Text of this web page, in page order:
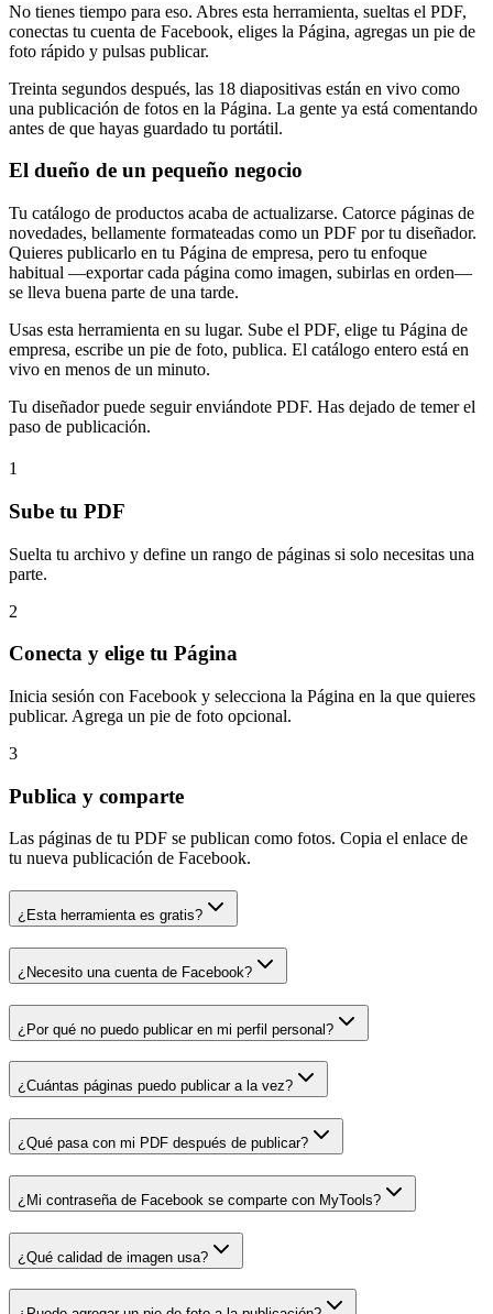
No tienes tiempo para eso. Abres esta herramienta, sueltas el PDF,
conectas tu cuenta de Facebook, eliges la Página, agregas un pie de
foto rápido y pulsas publicar.
Treinta segundos después, las 18 diapositivas están en vivo como
una publicación de fotos en la Página. La gente ya está comentando
antes de que hayas guardado tu portátil.
El dueño de un pequeño negocio
Tu catálogo de productos acaba de actualizarse. Catorce páginas de
novedades, bellamente formateadas como un PDF por tu diseñador.
Quieres publicarlo en tu Página de empresa, pero tu enfoque
habitual —exportar cada página como imagen, subirlas en orden—
se lleva buena parte de una tarde.
Usas esta herramienta en su lugar. Sube el PDF, elige tu Página de
empresa, escribe un pie de foto, publica. El catálogo entero está en
vivo en menos de un minuto.
Tu diseñador puede seguir enviándote PDF. Has dejado de temer el
paso de publicación.
1
Sube tu PDF
Suelta tu archivo y define un rango de páginas si solo necesitas una
parte.
2
Conecta y elige tu Página
Inicia sesión con Facebook y selecciona la Página en la que quieres
publicar. Agrega un pie de foto opcional.
3
Publica y comparte
Las páginas de tu PDF se publican como fotos. Copia el enlace de
tu nueva publicación de Facebook.
¿Esta herramienta es gratis?
¿Necesito una cuenta de Facebook?
¿Por qué no puedo publicar en mi perfil personal?
¿Cuántas páginas puedo publicar a la vez?
¿Qué pasa con mi PDF después de publicar?
¿Mi contraseña de Facebook se comparte con MyTools?
¿Qué calidad de imagen usa?